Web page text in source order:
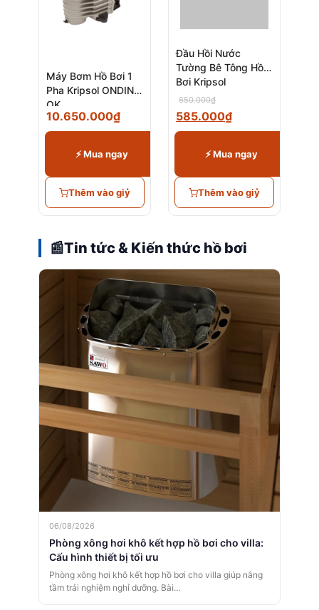
Máy Bơm Hồ Bơi 1
Pha Kripsol ONDINA
OK
10.650.000₫
Thêm vào giỷ
Đầu Hồi Nước
Tường Bê Tông Hồ
Bơi Kripsol
650.000₫
585.000₫
Thêm vào giỷ
📰Tin tức & Kiến thức hồ bơi
06/08/2026
Phòng xông hơi khô kết hợp hồ bơi cho villa:
Cấu hình thiết bị tối ưu
Phòng xông hơi khô kết hợp hồ bơi cho villa giúp nâng